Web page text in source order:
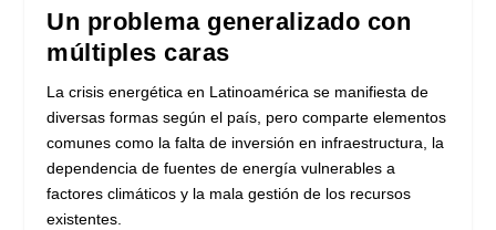
Un problema generalizado con
múltiples caras
La crisis energética en Latinoamérica se manifiesta de
diversas formas según el país, pero comparte elementos
comunes como la falta de inversión en infraestructura, la
dependencia de fuentes de energía vulnerables a
factores climáticos y la mala gestión de los recursos
existentes.